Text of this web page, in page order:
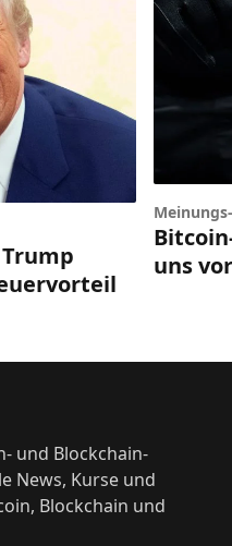
uns
und Blockchain-
News, Kurse und
Blockchain und